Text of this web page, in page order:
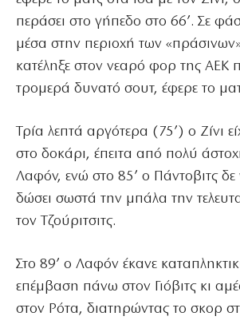
περάσει στο γήπεδο στο 66’. Σε
μέσα στην περιοχή των
κατέληξε στον νεαρό φορ της ΑΕΚ
τρομερά δυνατό σουτ, έφερε το
Τρία λεπτά αργότερα (75’) ο Ζίνι
στο δοκάρι, έπειτα από πολύ
Λαφόν, ενώ στο 85’ ο Πάντοβιτς
δώσει σωστά την μπάλα την
τον Τζούριτσιτς.
Στο 89’ ο Λαφόν έκανε
επέμβαση πάνω στον Γιόβιτς κι
στον Ρότα, διατηρώντας το σκορ